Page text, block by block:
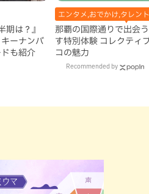
期は？』
ーナンバ
も紹介
エンタメ,おでかけ,タレン
那覇の国際通りで出会
す特別体験 コレクティ
コの魅力
Recommended by